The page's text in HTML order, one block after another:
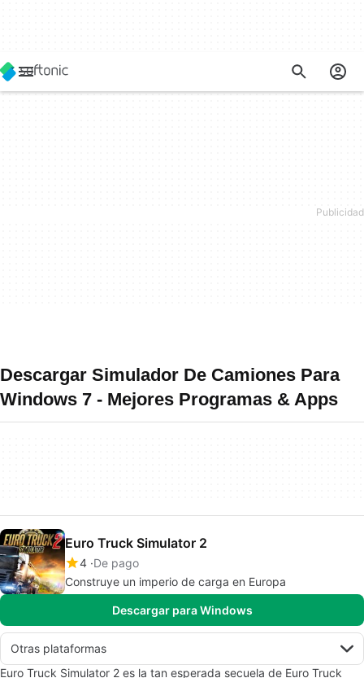
Descargar Simulador De Camiones Para
Windows 7 - Mejores Programas & Apps
Euro Truck Simulator 2
4 De pago
Construye un imperio de carga en Europa
Descargar para Windows
Otras plataformas
Euro Truck Simulator 2 es la tan esperada secuela de Euro Truck